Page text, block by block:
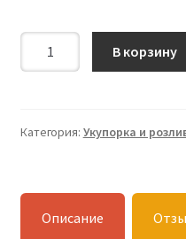
В корзину
Категория: Укупорка и
Описание